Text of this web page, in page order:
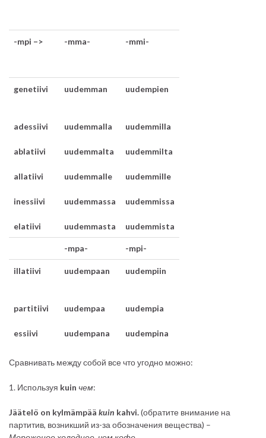
-mpi –> -mma- -mmi-
genetiivi
adessiivi
ablatiivi
allatiivi
inessiivi
elatiivi
uudemman
uudemmalla
uudemmalta
uudemmalle
uudemmassa
uudemmasta
uudempien
uudemmilla
uudemmilta
uudemmille
uudemmissa
uudemmista
-mpa- -mpi-
illatiivi
partitiivi
essiivi
uudempaan
uudempaa
uudempana
uudempiin
uudempia
uudempina
Сравнивать между собой все что угодно можно:
1. Используя kuin чем:
Jäätelö on kylmämpää kuin kahvi.(обратите внимание на
партитив, возникший из-за обозначения вещества) –